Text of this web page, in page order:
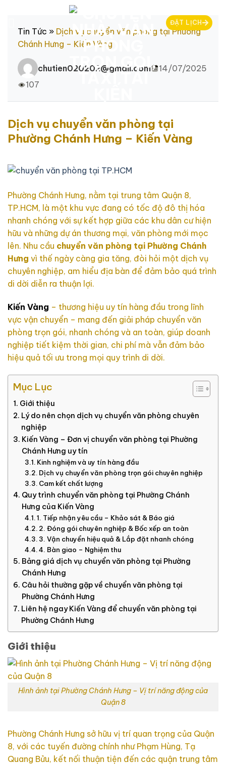
dung
ĐẶT LỊCH
Tin Tức » Dịch vụ chuyển văn phòng tại Phường
Chánh Hưng – Kiến Vàng
chutien020202@gmail.com
14/07/2025
107
Dịch vụ chuyển văn phòng tại
Phường Chánh Hưng – Kiến Vàng
Phường Chánh Hưng, nằm tại trung tâm Quận 8,
TP.HCM, là một khu vực đang có tốc độ đô thị hóa
nhanh chóng với sự kết hợp giữa các khu dân cư hiện
hữu và những dự án thương mại, văn phòng mới mọc
lên. Nhu cầu chuyển văn phòng tại Phường Chánh
Hưng vì thế ngày càng gia tăng, đòi hỏi một dịch vụ
chuyên nghiệp, am hiểu địa bàn để đảm bảo quá trình
di dời diễn ra thuận lợi.
Kiến Vàng – thương hiệu uy tín hàng đầu trong lĩnh
vực vận chuyển – mang đến giải pháp chuyển văn
phòng trọn gói, nhanh chóng và an toàn, giúp doanh
nghiệp tiết kiệm thời gian, chi phí mà vẫn đảm bảo
hiệu quả tối ưu trong mọi quy trình di dời.
Mục Lục
Giới thiệu
Lý do nên chọn dịch vụ chuyển văn phòng chuyên
nghiệp
Kiến Vàng – Đơn vị chuyển văn phòng tại Phường
Chánh Hưng uy tín
Kinh nghiệm và uy tín hàng đầu
Dịch vụ chuyển văn phòng trọn gói chuyên nghiệp
Cam kết chất lượng
Quy trình chuyển văn phòng tại Phường Chánh
Hưng của Kiến Vàng
1. Tiếp nhận yêu cầu – Khảo sát & Báo giá
2. Đóng gói chuyên nghiệp & Bốc xếp an toàn
3. Vận chuyển hiệu quả & Lắp đặt nhanh chóng
4. Bàn giao – Nghiệm thu
Bảng giá dịch vụ chuyển văn phòng tại Phường
Chánh Hưng
Câu hỏi thường gặp về chuyển văn phòng tại
Phường Chánh Hưng
Liên hệ ngay Kiến Vàng để chuyển văn phòng tại
Phường Chánh Hưng
Giới thiệu
Hình ảnh tại Phường Chánh Hưng – Vị trí năng động của
Quận 8
Phường Chánh Hưng sở hữu vị trí quan trọng của Quận
8, với các tuyến đường chính như Phạm Hùng, Tạ
Quang Bửu, kết nối thuận tiện đến các quận trung tâm